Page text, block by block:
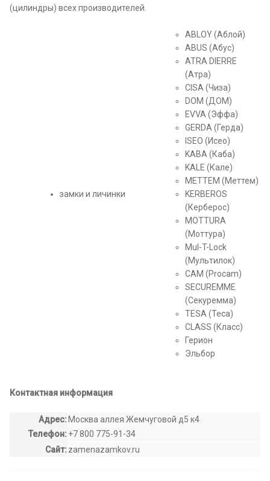
(цилиндры) всех производителей.
замки и личинки
ABLOY (Аблой)
ABUS (Абус)
ATRA DIERRE
(Атра)
CISA (Чиза)
DOM (ДОМ)
EVVA (Эффа)
GERDA (Герда)
ISEO (Исео)
KABA (Каба)
KALE (Кале)
METTEM (Меттем)
KERBEROS
(Керберос)
MOTTURA
(Моттура)
Mul-T-Lock
(Мультилок)
САМ (Procam)
SECUREMME
(Секуремма)
TESA (Теса)
CLASS (Класс)
Герион
Эльбор
Контактная информация
Адрес: Москва аллея Жемчуговой д5 к4
Телефон: +7 800 775-91-34
Сайт: zamenazamkov.ru